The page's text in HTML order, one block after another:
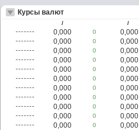
Курсы валют
/ /
0,000 0
0,000
0,000
0
0,000
0,000
0
0,000
0,000
0
0,000
0,000
0
0,000
0,000
0
0,000
0,000
0
0,000
0,000
0
0,000
0,000
0
0,000
0,000
0
0,000
0,000
0
0,000